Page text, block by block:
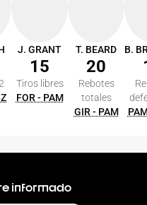
J. GRANT
15
Tiros libres
FOR - PAM
T. BEARD
20
Rebotes
totales
GIR - PAM
informado